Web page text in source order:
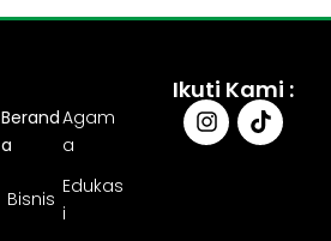
Berand
a
Agam
a
Bisnis
Edukas
i
Ikuti Kami :